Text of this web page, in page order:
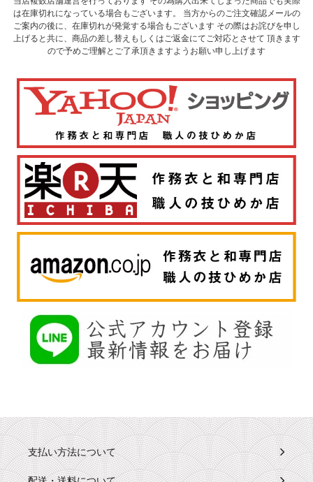
は在庫切れになっている場合もございます。 当方からのご注文確認メールの
ご案内の後に、在庫切れが発覚する場合もございます その際はお詫びを申し
上げると共に、商品の差し替えもしくはご返金にてご対応とさせて 頂きます
ので予めご理解とご了承頂きますようお願い申し上げます
支払い方法について